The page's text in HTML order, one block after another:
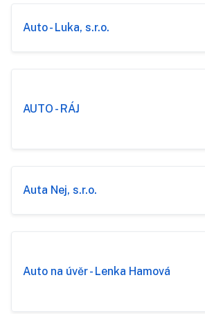
Auto - Luka, s.r.o.
AUTO - RÁJ
Auta Nej, s.r.o.
Auto na úvěr - Lenka Hamová